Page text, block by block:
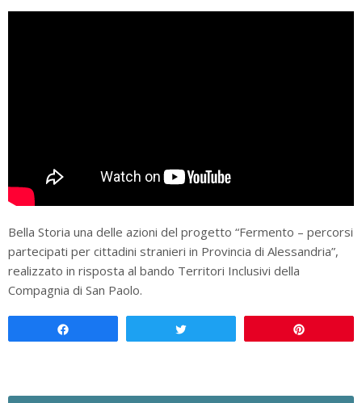
Bella Storia una delle azioni del progetto “Fermento – percorsi
partecipati per cittadini stranieri in Provincia di Alessandria”,
realizzato in risposta al bando Territori Inclusivi della
Compagnia di San Paolo.